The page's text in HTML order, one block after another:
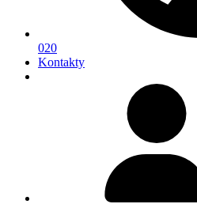
020
Kontakty